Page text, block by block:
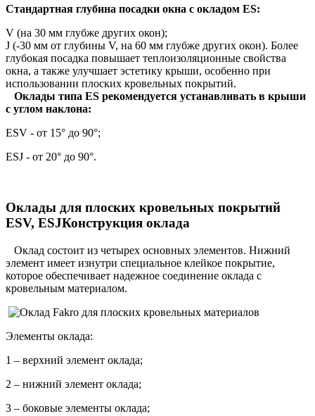
Стандартная глубина посадки окна с окладом ES:
V (на 30 мм глубже других окон);
J (-30 мм от глубины V, на 60 мм глубже других окон). Более
глубокая посадка повышает теплоизоляционные свойства
окна, а также улучшает эстетику крыши, особенно при
использовании плоских кровельных покрытий.
Оклады типа ES рекомендуется устанавливать в крыши
с углом наклона:
ESV - от 15° до 90°;
ESJ - от 20° до 90°.
Оклады для плоских кровельных покрытий
ESV, ESJКонструкция оклада
Оклад состоит из четырех основных элементов. Нижний
элемент имеет изнутри специальное клейкое покрытие,
которое обеспечивает надежное соединение оклада с
кровельным материалом.
Элементы оклада:
1 – верхний элемент оклада;
2 – нижний элемент оклада;
3 – боковые элементы оклада;